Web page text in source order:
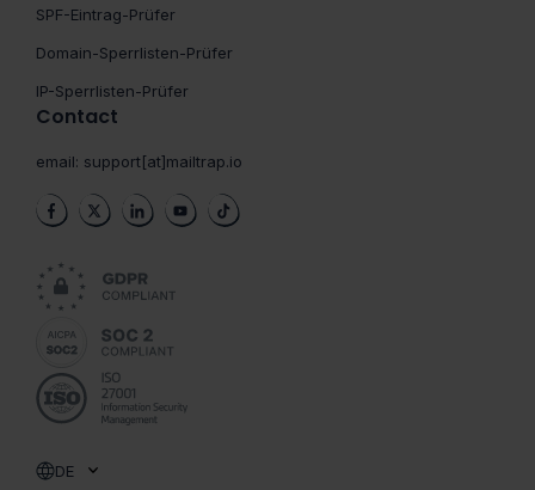
SPF-Eintrag-Prüfer
Domain-Sperrlisten-Prüfer
IP-Sperrlisten-Prüfer
Contact
email: support[at]mailtrap.io
DE